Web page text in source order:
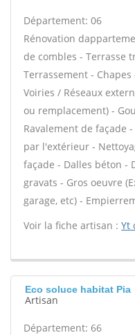
Département: 06
Rénovation
de combles - Terrasse
Terrassement -
Voiries / Réseaux
ou remplacement) -
Ravalement de façade
par l'extérieur -
façade - Dalles béton -
gravats - Gros oeuvre
garage, etc) -
Voir la fiche artisan : Yt
Eco soluce habitat Pia
Artisan
Département: 66